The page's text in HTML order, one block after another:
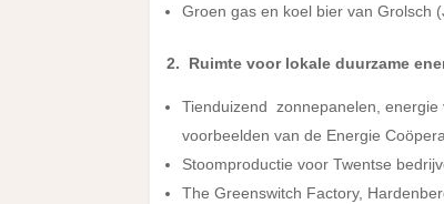
Groen gas en koel bier van Grolsch
2. Ruimte voor lokale duurzame
Tienduizend zonnepanelen,
voorbeelden van de Energie
Stoomproductie voor Twentse
The Greenswitch Factory,